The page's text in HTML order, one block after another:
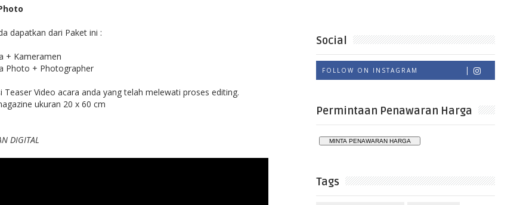
dapatkan dari Paket ini :
+ Kameramen
Photo + Photographer
Teaser Video acara anda yang telah melewati proses editing.
ukuran 20 x 60 cm
DIGITAL
Social
FOLLOW ON INSTAGRAM
Permintaan Penawaran Harga
Tags